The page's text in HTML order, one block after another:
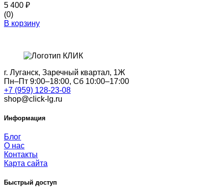
5 400 ₽
(0)
В корзину
г. Луганск, Заречный квартал, 1Ж
Пн–Пт 9:00–18:00, Сб 10:00–17:00
+7 (959) 128-23-08
shop@click-lg.ru
Информация
Блог
О нас
Контакты
Карта сайта
Быстрый доступ